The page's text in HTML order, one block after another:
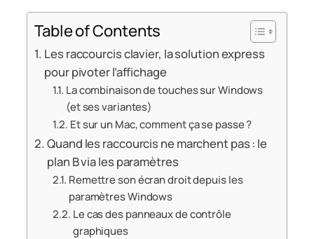
Table of Contents
Les raccourcis clavier, la solution express
pour pivoter l’affichage
La combinaison de touches sur Windows
(et ses variantes)
Et sur un Mac, comment ça se passe ?
Quand les raccourcis ne marchent pas : le
plan B via les paramètres
Remettre son écran droit depuis les
paramètres Windows
Le cas des panneaux de contrôle
graphiques